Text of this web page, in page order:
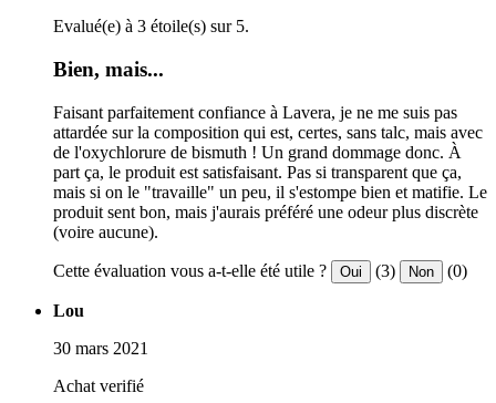
Evalué(e) à 3 étoile(s) sur 5.
Bien, mais...
Faisant parfaitement confiance à Lavera, je ne me suis pas
attardée sur la composition qui est, certes, sans talc, mais avec
de l'oxychlorure de bismuth ! Un grand dommage donc. À
part ça, le produit est satisfaisant. Pas si transparent que ça,
mais si on le "travaille" un peu, il s'estompe bien et matifie. Le
produit sent bon, mais j'aurais préféré une odeur plus discrète
(voire aucune).
Cette évaluation vous a-t-elle été utile ? Oui (3) Non (0)
Lou
30 mars 2021
Achat verifié